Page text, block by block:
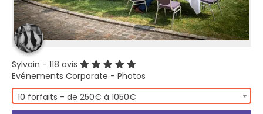
Sylvain - 118 avis
Evénements Corporate - Photos
10 forfaits - de 250€ à 1050€